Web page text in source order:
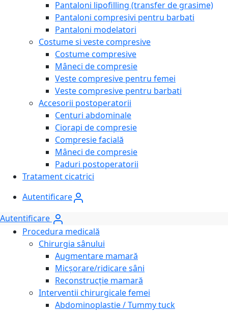
Pantaloni lipofilling (transfer de grasime)
Pantaloni compresivi pentru barbati
Pantaloni modelatori
Costume si veste compresive
Costume compresive
Mâneci de compresie
Veste compresive pentru femei
Veste compresive pentru barbati
Accesorii postoperatorii
Centuri abdominale
Ciorapi de compresie
Compresie facială
Mâneci de compresie
Paduri postoperatorii
Tratament cicatrici
Autentificare
Autentificare
Procedura medicală
Chirurgia sânului
Augmentare mamară
Micșorare/ridicare sâni
Reconstrucție mamară
Interventii chirurgicale femei
Abdominoplastie / Tummy tuck